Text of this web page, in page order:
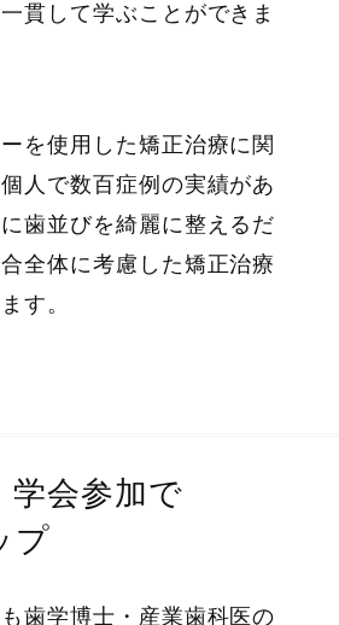
貫して学ぶことができま
を使用した矯正治療に関
人で数百症例の実績があ
歯並びを綺麗に整えるだ
全体に考慮した矯正治療
す。
学会参加で
プ
歯学博士・産業歯科医の